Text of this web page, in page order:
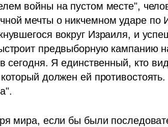
войны на пустом месте",
мечты о никчемном ударе по
вокруг Израиля, и
предвыборную кампанию
сегодня. Я единственный, кто
должен ей
мира, если бы были